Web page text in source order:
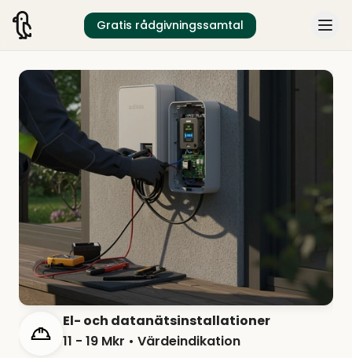
Gratis rådgivningssamtal
El- och datanätsinstallationer
11 - 19 Mkr • Värdeindikation